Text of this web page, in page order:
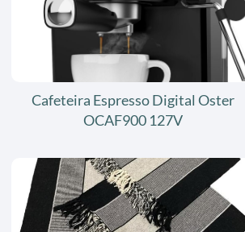
Cafeteira Espresso Digital Oster
OCAF900 127V